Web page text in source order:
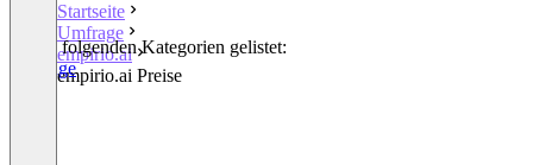
Startseite
Umfrage
empirio.ai
empirio.ai Preise
In den folgenden Kategorien gelistet:
Umfrage